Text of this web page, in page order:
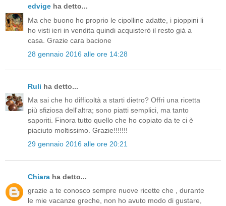
edvige ha detto...
Ma che buono ho proprio le cipolline adatte, i pioppini li
ho visti ieri in vendita quindi acquisterò il resto già a
casa. Grazie cara bacione
28 gennaio 2016 alle ore 14:28
Ruli ha detto...
Ma sai che ho difficoltà a starti dietro? Offri una ricetta
più sfiziosa dell'altra; sono piatti semplici, ma tanto
saporiti. Finora tutto quello che ho copiato da te ci è
piaciuto moltissimo. Grazie!!!!!!!
29 gennaio 2016 alle ore 20:21
Chiara ha detto...
grazie a te conosco sempre nuove ricette che , durante
le mie vacanze greche, non ho avuto modo di gustare,